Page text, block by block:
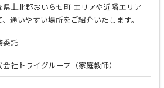
県上北郡おいらせ町 エリアや近隣エリア
、通いやすい場所をご紹介いたします。
委託
会社トライグループ（家庭教師）